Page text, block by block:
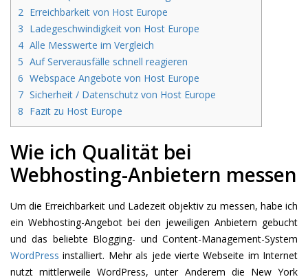
2 Erreichbarkeit von Host Europe
3 Ladegeschwindigkeit von Host Europe
4 Alle Messwerte im Vergleich
5 Auf Serverausfälle schnell reagieren
6 Webspace Angebote von Host Europe
7 Sicherheit / Datenschutz von Host Europe
8 Fazit zu Host Europe
Wie ich Qualität bei
Webhosting-Anbietern messen
Um die Erreichbarkeit und Ladezeit objektiv zu messen, habe ich
ein Webhosting-Angebot bei den jeweiligen Anbietern gebucht
und das beliebte Blogging- und Content-Management-System
WordPress installiert. Mehr als jede vierte Webseite im Internet
nutzt mittlerweile WordPress, unter Anderem die New York